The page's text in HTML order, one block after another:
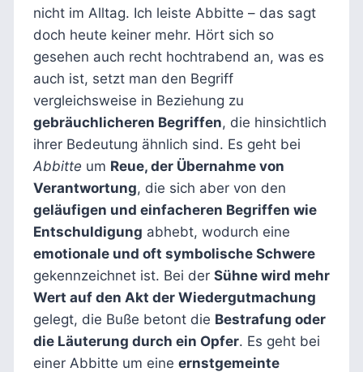
nicht im Alltag. Ich leiste Abbitte – das sagt
doch heute keiner mehr. Hört sich so
gesehen auch recht hochtrabend an, was es
auch ist, setzt man den Begriff
vergleichsweise in Beziehung zu
gebräuchlicheren Begriffen, die hinsichtlich
ihrer Bedeutung ähnlich sind. Es geht bei
Abbitte um Reue, der Übernahme von
Verantwortung, die sich aber von den
geläufigen und einfacheren Begriffen wie
Entschuldigung abhebt, wodurch eine
emotionale und oft symbolische Schwere
gekennzeichnet ist. Bei der Sühne wird mehr
Wert auf den Akt der Wiedergutmachung
gelegt, die Buße betont die Bestrafung oder
die Läuterung durch ein Opfer. Es geht bei
einer Abbitte um eine ernstgemeinte